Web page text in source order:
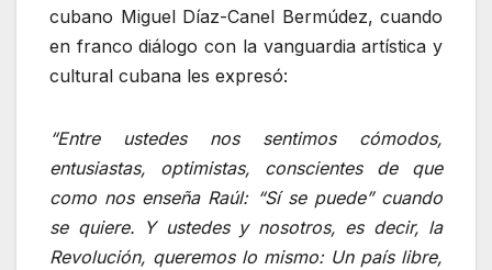
cubano Miguel Díaz-Canel Bermúdez, cuando
en franco diálogo con la vanguardia artística y
cultural cubana les expresó:
“Entre ustedes nos sentimos cómodos,
entusiastas, optimistas, conscientes de que
como nos enseña Raúl: “Sí se puede” cuando
se quiere. Y ustedes y nosotros, es decir, la
Revolución, queremos lo mismo: Un país libre,